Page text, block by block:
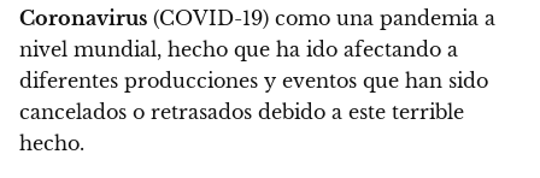
Coronavirus (COVID-19) como una pandemia a
nivel mundial, hecho que ha ido afectando a
diferentes producciones y eventos que han sido
cancelados o retrasados debido a este terrible
hecho.